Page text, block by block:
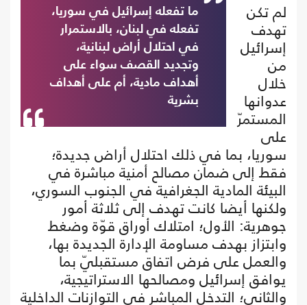
ما تفعله إسرائيل في سوريا،
تفعله في لبنان، بالاستمرار
في احتلال أراض لبنانية،
وتجديد القصف سواء على
أهداف مادية، أم على أهداف
بشرية
لم تكن
تهدف
إسرائيل
من
خلال
عدوانها
المستمرّ
على
سوريا، بما في ذلك احتلال أراض جديدة؛
فقط إلى ضمان مصالح أمنية مباشرة في
البيئة المادية الجغرافية في الجنوب السوري،
ولكنها أيضا كانت تهدف إلى ثلاثة أمور
جوهرية: الأول؛ امتلاك أوراق قوّة وضغط
وابتزاز بهدف مساومة الإدارة الجديدة بها،
والعمل على فرض اتفاق مستقبليّ بما
يوافق إسرائيل ومصالحها الاستراتيجية،
والثاني؛ التدخل المباشر في التوازنات الداخلية